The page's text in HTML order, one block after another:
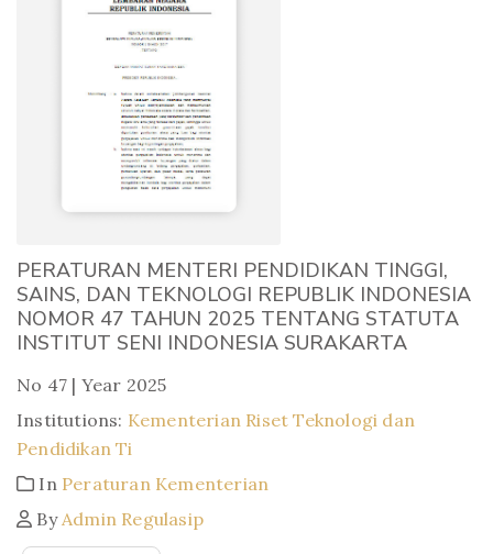
PERATURAN MENTERI PENDIDIKAN TINGGI,
SAINS, DAN TEKNOLOGI REPUBLIK INDONESIA
NOMOR 47 TAHUN 2025 TENTANG STATUTA
INSTITUT SENI INDONESIA SURAKARTA
No 47 | Year 2025
Institutions: Kementerian Riset Teknologi dan
Pendidikan Ti
In Peraturan Kementerian
By Admin Regulasip